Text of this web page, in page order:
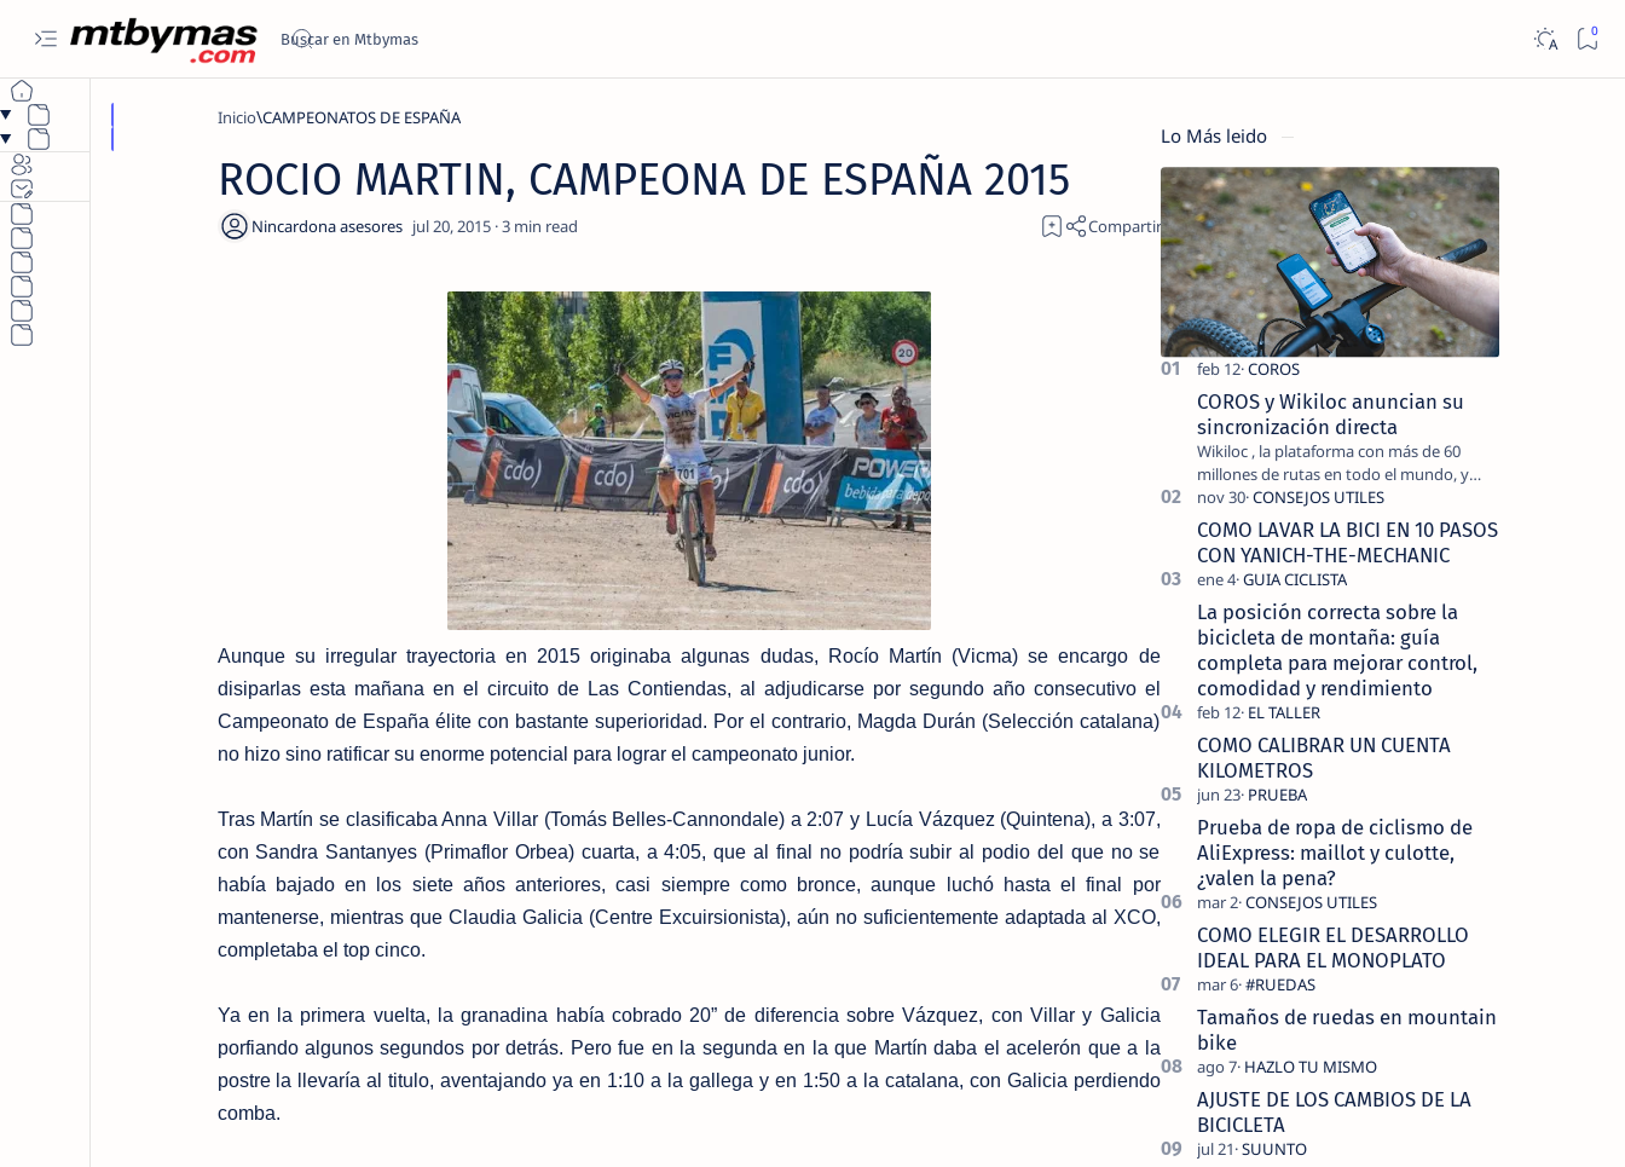
Inicio CAMPEONATOS DE ESPAÑA
ROCIO MARTIN, CAMPEONA DE ESPAÑA 2015
3
Aunque su irregular trayectoria en 2015 originaba algunas dudas, Rocío Martín (Vicma) se encargo de
disiparlas esta mañana en el circuito de Las Contiendas, al adjudicarse por segundo año consecutivo el
Campeonato de España élite con bastante superioridad. Por el contrario, Magda Durán (Selección catalana)
no hizo sino ratificar su enorme potencial para lograr el campeonato junior.
Tras Martín se clasificaba Anna Villar (Tomás Belles-Cannondale) a 2:07 y Lucía Vázquez (Quintena), a 3:07,
con Sandra Santanyes (Primaflor Orbea) cuarta, a 4:05, que al final no podría subir al podio del que no se
había bajado en los siete años anteriores, casi siempre como bronce, aunque luchó hasta el final por
mantenerse, mientras que Claudia Galicia (Centre Excuirsionista), aún no suficientemente adaptada al XCO,
completaba el top cinco.
Ya en la primera vuelta, la granadina había cobrado 20” de diferencia sobre Vázquez, con Villar y Galicia
porfiando algunos segundos por detrás. Pero fue en la segunda en la que Martín daba el acelerón que a la
postre la llevaría al titulo, aventajando ya en 1:10 a la gallega y en 1:50 a la catalana, con Galicia perdiendo
comba.
Lo Más leido
COROS y Wikiloc anuncian su
sincronización directa
Wikiloc , la plataforma con más de 60
millones de rutas en todo el mundo, y
COROS , marca de dispositivos GPS
reconocida mundialmente por su
tecnolo…
COMO LAVAR LA BICI EN 10 PASOS
CON YANICH-THE-MECHANIC
La posición correcta sobre la
bicicleta de montaña: guía
completa para mejorar control,
comodidad y rendimiento
COMO CALIBRAR UN CUENTA
KILOMETROS
Prueba de ropa de ciclismo de
AliExpress: maillot y culotte,
¿valen la pena?
COMO ELEGIR EL DESARROLLO
IDEAL PARA EL MONOPLATO
Tamaños de ruedas en mountain
bike
AJUSTE DE LOS CAMBIOS DE LA
BICICLETA